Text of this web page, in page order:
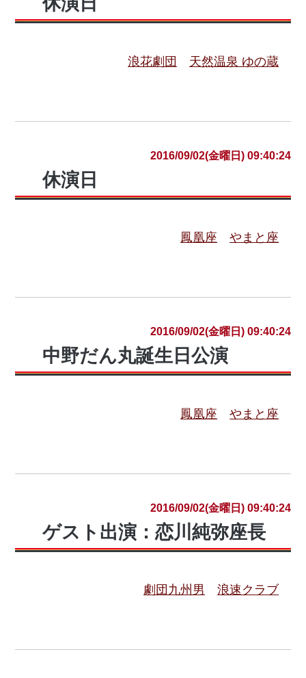
浪花劇団 天然温泉 ゆの蔵
2016/09/02(金曜日) 09:40:24
休演日
鳳凰座 やまと座
2016/09/02(金曜日) 09:40:24
中野だん丸誕生日公演
鳳凰座 やまと座
2016/09/02(金曜日) 09:40:24
ゲスト出演：恋川純弥座長
劇団九州男 浪速クラブ